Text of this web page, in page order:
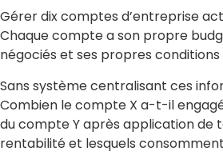
Gérer dix comptes d’entreprise
Chaque compte a son propre
négociés et ses propres
Sans système centralisant ces
Combien le compte X a-t-il
du compte Y après application de
rentabilité et lesquels